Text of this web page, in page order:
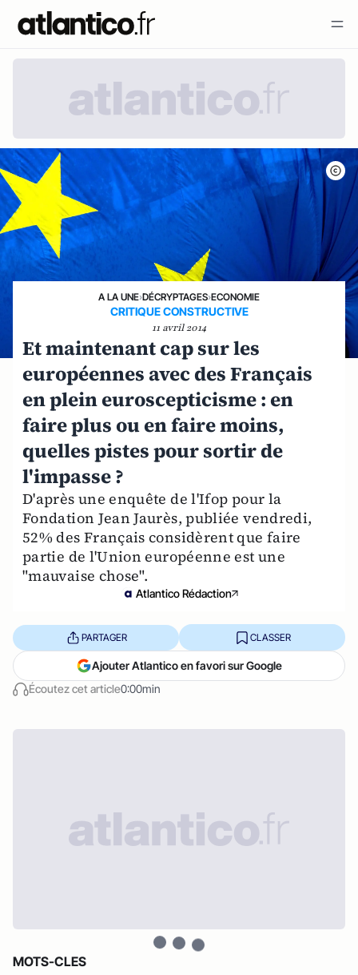
A LA UNE›DÉCRYPTAGES›ECONOMIE
CRITIQUE CONSTRUCTIVE
11 avril 2014
Et maintenant cap sur les
européennes avec des Français
en plein euroscepticisme : en
faire plus ou en faire moins,
quelles pistes pour sortir de
l'impasse ?
D'après une enquête de l'Ifop pour la
Fondation Jean Jaurès, publiée vendredi,
52% des Français considèrent que faire
partie de l'Union européenne est une
"mauvaise chose".
Atlantico Rédaction
Écoutez cet article0:00min
PARTAGER CLASSER
Ajouter Atlantico en favori sur Google
MOTS-CLES